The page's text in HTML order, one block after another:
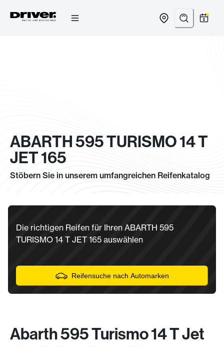
ABARTH 595 TURISMO 14 T
JET 165
Stöbern Sie in unserem umfangreichen Reifenkatalog
Die richtigen Reifen für Ihren ABARTH 595
TURISMO 14 T JET 165 auswählen
Reifensuche nach Automarken
Abarth 595 Turismo 14 T Jet